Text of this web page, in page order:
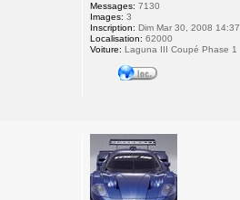
Messages: 7130
Images: 3
Inscription: Dim Mar 30, 2008 14:37
Localisation: 62000
Voiture: Laguna III Coupé Phase 1